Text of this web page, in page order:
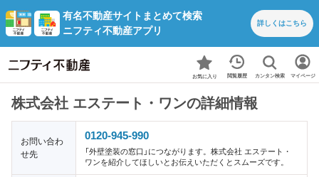
有名不動産サイトまとめて検索
ニフティ不動産アプリ
詳しくはこちら
お気に入り 閲覧履歴 カンタン検索 マイページ
株式会社 エステート・ワンの詳細情報
お問い合わ
せ先
0120-945-990
「外壁塗装の窓口」につながります。株式会社 エステート・
ワンを紹介してほしいとお伝えいただくとスムーズです。